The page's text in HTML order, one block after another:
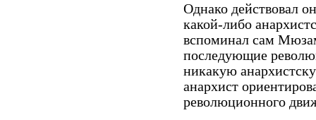
Однако действовал
какой-либо
вспоминал сам
последующие
никакую
анархист
революционного